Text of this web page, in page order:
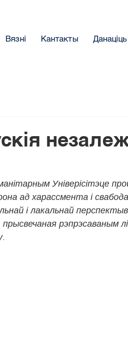
Вязнi Кантакты Данацiць
Універісітэце
ад харассмента і
і лакальнай
рэпрэсаваным